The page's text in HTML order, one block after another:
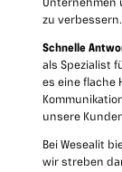
Unternehmen
zu verbessern.
Schnelle
als Spezialist
es eine flache
unsere
Bei Wesealit
wir streben